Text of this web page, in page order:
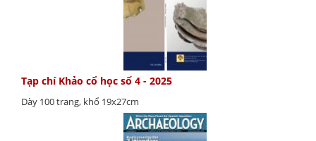
Tạp chí Khảo cổ học số 4 - 2025
Dày 100 trang, khổ 19x27cm